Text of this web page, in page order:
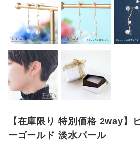
【在庫限り 特別価格 2way】
ーゴールド 淡水パール